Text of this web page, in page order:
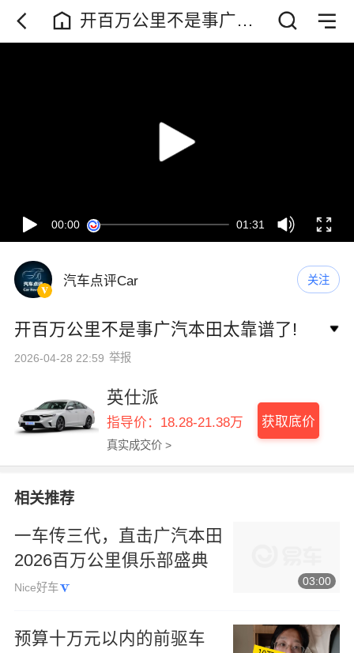
开百万公里不是事广汽
本田太靠谱了!
00:00 01:31
汽车点评Car 关注
开百万公里不是事广汽本田太靠谱了!
2026-04-28 22:59 举报
英仕派
指导价：18.28-21.38万
真实成交价 >
获取底价
相关推荐
一车传三代，直击广汽本田
2026百万公里俱乐部盛典
Nice好车
03:00
预算十万元以内的前驱车